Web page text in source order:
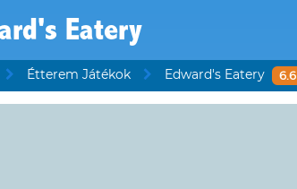
Eatery
Étterem Játékok Edward's Eatery 6.6